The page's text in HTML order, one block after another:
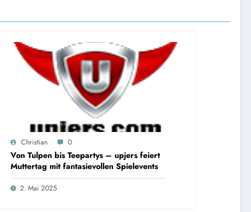
Christian 0
Von Tulpen bis Teepartys – upjers feiert
Muttertag mit fantasievollen Spielevents
2. Mai 2025